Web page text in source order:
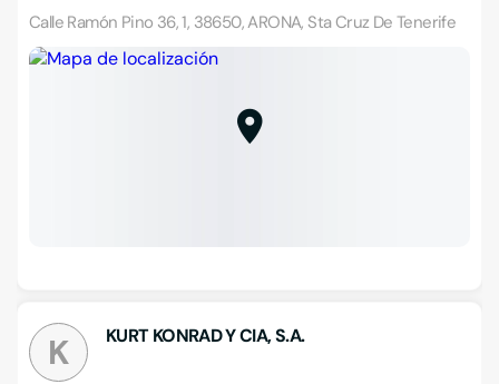
Calle Ramón Pino 36, 1, 38650, ARONA, Sta Cruz De Tenerife
K KURT KONRAD Y CIA, S.A.